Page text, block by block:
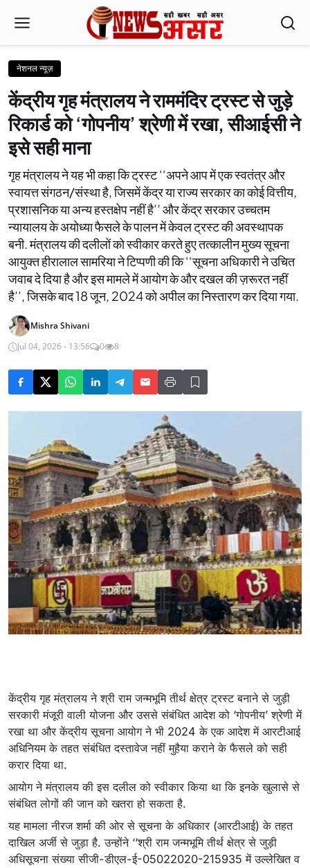
नेशनल न्यूज़
केंद्रीय गृह मंत्रालय ने राममंदिर ट्रस्ट से जुड़े
रिकार्ड को ‘गोपनीय’ श्रेणी में रखा, सीआईसी ने
इसे सही माना
गृह मंत्रालय ने यह भी कहा कि ट्रस्ट ‘‘अपने आप में एक स्वतंत्र और
स्वायत्त संगठन/संस्था है, जिसमें केंद्र या राज्य सरकार का कोई वित्तीय,
प्रशासनिक या अन्य हस्तक्षेप नहीं है’’ और केंद्र सरकार उच्चतम
न्यायालय के अयोध्या फैसले के पालन में केवल ट्रस्ट की अवस्थापक
बनी. मंत्रालय की दलीलों को स्वीकार करते हुए तत्कालीन मुख्य सूचना
आयुक्त हीरालाल सामरिया ने टिप्पणी की कि ‘‘सूचना अधिकारी ने उचित
जवाब दे दिया है और इस मामले में आयोग के और दखल की ज़रूरत नहीं
है’’, जिसके बाद 18 जून, 2024 को अपील का निस्तारण कर दिया गया.
Mishra Shivani
Jul 04, 2026 - 13:56
0 8
केंद्रीय गृह मंत्रालय ने श्री राम जन्मभूमि तीर्थ क्षेत्र ट्रस्ट बनाने से जुड़ी
सरकारी मंजूरी वाली योजना और उससे संबंधित आदेश को ‘गोपनीय’ श्रेणी में
रखा था और केंद्रीय सूचना आयोग ने भी 2024 के एक आदेश में आरटीआई
अधिनियम के तहत संबंधित दस्तावेज नहीं मुहैया कराने के फैसले को सही
करार दिया था.
आयोग ने मंत्रालय की इस दलील को स्वीकार किया था कि इनके खुलासे से
संबंधित लोगों की जान को खतरा हो सकता है.
यह मामला नीरज शर्मा की ओर से सूचना के अधिकार (आरटीआई) के तहत
दाखिल अर्जी से जुड़ा है. उन्होंने ‘‘श्री राम जन्मभूमि तीर्थ क्षेत्र से जुड़ी
अधिसूचना संख्या सीजी-डीएल-ई-05022020-215935 में उल्लेखित व